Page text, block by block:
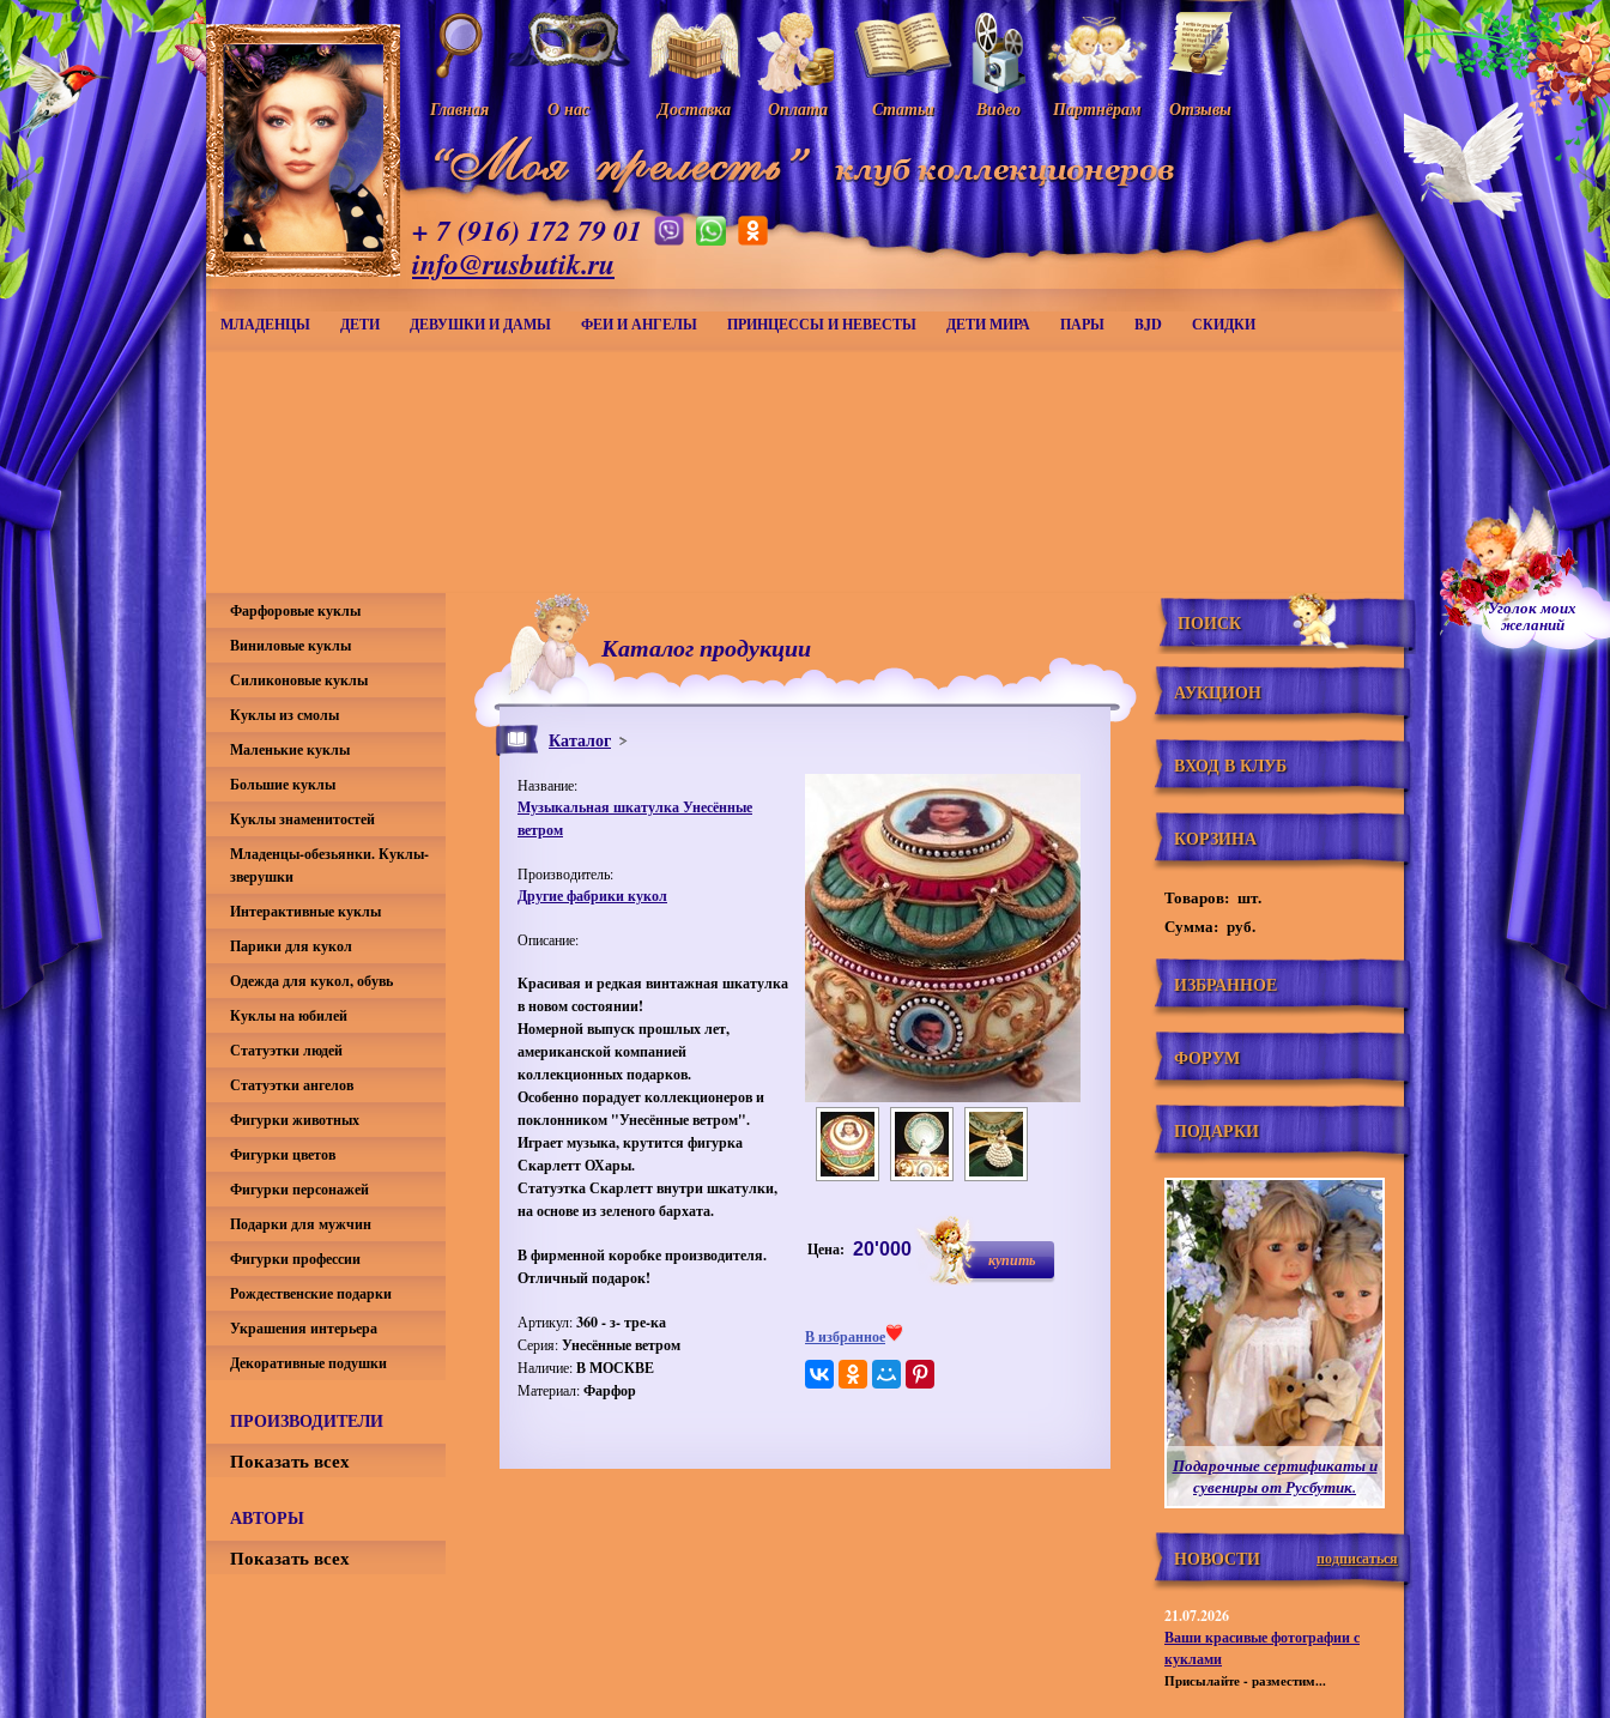
Главная О нас Доставка Оплата Статьи Видео Партнёрам Отзывы
+ 7 (916) 172 79 01
info@rusbutik.ru
МЛАДЕНЦЫ ДЕТИ ДЕВУШКИ И ДАМЫ ФЕИ И АНГЕЛЫ ПРИНЦЕССЫ И НЕВЕСТЫ ДЕТИ МИРА ПАРЫ BJD СКИДКИ
Уголок моих
желаний
Каталог продукции
Каталог
Название:
Музыкальная шкатулка Унесённые
ветром
Производитель:
Другие фабрики кукол
Описание:
Красивая и редкая винтажная шкатулка
в новом состоянии!
Номерной выпуск прошлых лет,
американской компанией
коллекционных подарков.
Особенно порадует коллекционеров и
поклонником "Унесённые ветром".
Играет музыка, крутится фигурка
Скарлетт ОХары.
Статуэтка Скарлетт внутри шкатулки,
на основе из зеленого бархата.
В фирменной коробке производителя.
Отличный подарок!
Артикул:360 - з- тре-ка
Серия:Унесённые ветром
Наличие:В МОСКВЕ
Материал:Фарфор
Цена: 20'000
купить
В избранное
Фарфоровые куклы
Виниловые куклы
Силиконовые куклы
Куклы из смолы
Маленькие куклы
Большие куклы
Куклы знаменитостей
Младенцы-обезьянки. Куклы-
зверушки
Интерактивные куклы
Парики для кукол
Одежда для кукол, обувь
Куклы на юбилей
Статуэтки людей
Статуэтки ангелов
Фигурки животных
Фигурки цветов
Фигурки персонажей
Подарки для мужчин
Фигурки профессии
Рождественские подарки
Украшения интерьера
Декоративные подушки
ПРОИЗВОДИТЕЛИ
Показать всех
АВТОРЫ
Показать всех
ПОИСК
АУКЦИОН
ВХОД В КЛУБ
КОРЗИНА
Товаров: шт.
Сумма: руб.
ИЗБРАННОЕ
ФОРУМ
ПОДАРКИ
Подарочные сертификаты и
сувениры от Русбутик.
НОВОСТИ подписаться
21.07.2026
Ваши красивые фотографии с
куклами
Присылайте - разместим...